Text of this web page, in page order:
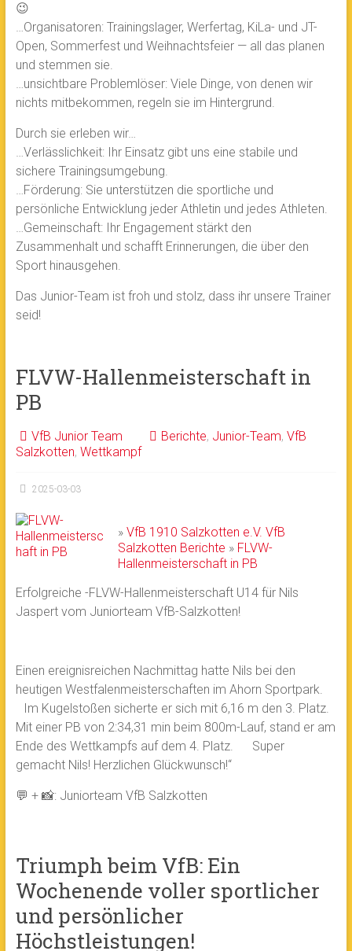
😉
…Organisatoren: Trainingslager, Werfertag, KiLa- und JT-
Open, Sommerfest und Weihnachtsfeier — all das planen
und stemmen sie.
…unsichtbare Problemlöser: Viele Dinge, von denen wir
nichts mitbekommen, regeln sie im Hintergrund.
Durch sie erleben wir…
…Verlässlichkeit: Ihr Einsatz gibt uns eine stabile und
sichere Trainingsumgebung.
…Förderung: Sie unterstützen die sportliche und
persönliche Entwicklung jeder Athletin und jedes Athleten.
…Gemeinschaft: Ihr Engagement stärkt den
Zusammenhalt und schafft Erinnerungen, die über den
Sport hinausgehen.
Das Junior-Team ist froh und stolz, dass ihr unsere Trainer
seid!
FLVW-Hallenmeisterschaft in
PB
VfB Junior Team Berichte, Junior-Team, VfB
Salzkotten, Wettkampf
2025-03-03
»VfB 1910 Salzkotten e.V. VfB
Salzkotten Berichte » FLVW-
Hallenmeisterschaft in PB
Erfolgreiche -FLVW-Hallenmeisterschaft U14 für Nils
Jaspert vom Juniorteam VfB-Salzkotten!
Einen ereignisreichen Nachmittag hatte Nils bei den
heutigen Westfalenmeisterschaften im Ahorn Sportpark.
Im Kugelstoßen sicherte er sich mit 6,16 m den 3. Platz.
Mit einer PB von 2:34,31 min beim 800m-Lauf, stand er am
Ende des Wettkampfs auf dem 4. Platz. Super
gemacht Nils! Herzlichen Glückwunsch!“
💬 + 📸: Juniorteam VfB Salzkotten
Triumph beim VfB: Ein
Wochenende voller sportlicher
und persönlicher
Höchstleistungen!